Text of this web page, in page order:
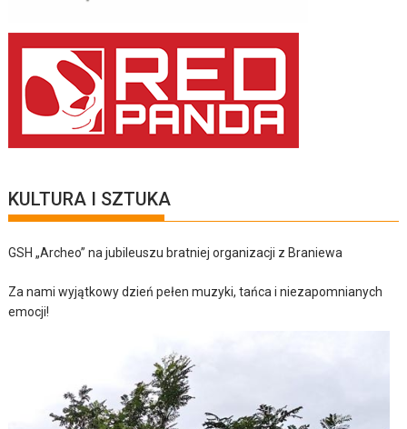
KULTURA I SZTUKA
GSH „Archeo” na jubileuszu bratniej organizacji z Braniewa
Za nami wyjątkowy dzień pełen muzyki, tańca i niezapomnianych
emocji!